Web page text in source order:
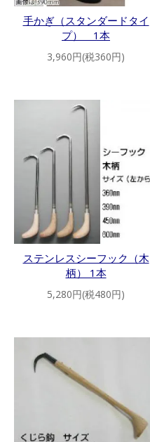
手かぎ（スタンダードタイ
プ） 1本
3,960円(税360円)
ステンレスシーフック（木
柄） 1本
5,280円(税480円)